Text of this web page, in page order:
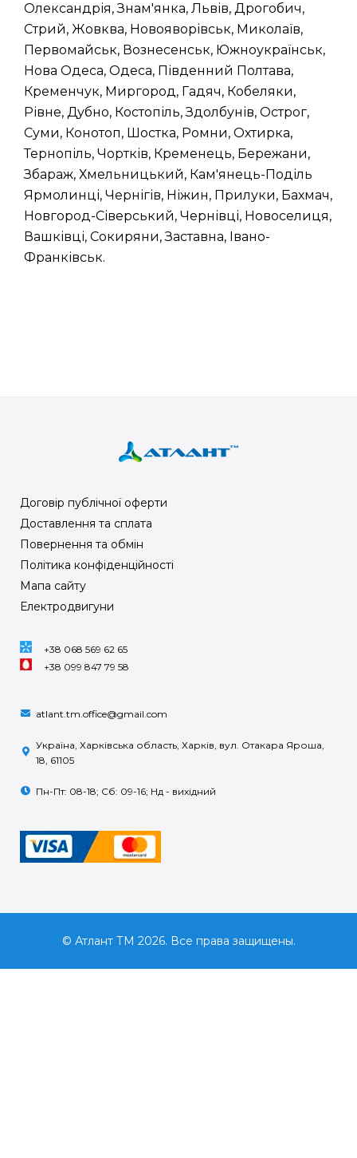
Олександрія, Знам'янка, Львів, Дрогобич,
Стрий, Жовква, Новояворівськ, Миколаїв,
Первомайськ, Вознесенськ, Южноукраїнськ,
Нова Одеса, Одеса, Південний Полтава,
Кременчук, Миргород, Гадяч, Кобеляки,
Рівне, Дубно, Костопіль, Здолбунів, Острог,
Суми, Конотоп, Шостка, Ромни, Охтирка,
Тернопіль, Чортків, Кременець, Бережани,
Збараж, Хмельницький, Кам'янець-Поділь
Ярмолинці, Чернігів, Ніжин, Прилуки, Бахмач,
Новгород-Сіверський, Чернівці, Новоселиця,
Вашківці, Сокиряни, Заставна, Івано-
Франківськ.
Договір публічної оферти
Доставлення та сплата
Повернення та обмін
Політика конфіденційності
Мапа сайту
Електродвигуни
+38 068 569 62 65
+38 099 847 79 58
atlant.tm.office@gmail.com
Україна, Харківська область, Харків, вул. Отакара Яроша,
18, 61105
Пн-Пт: 08-18; Сб: 09-16; Нд - вихідний
© Атлант ТМ 2026. Все права защищены.